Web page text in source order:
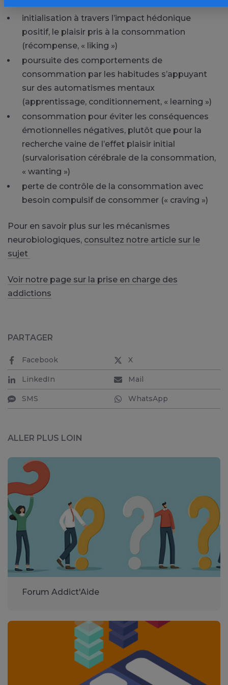
initialisation à travers l’impact hédonique
positif, le plaisir pris à la consommation
(récompense, « liking »)
poursuite des comportements de
consommation par les habitudes s’appuyant
sur des automatismes mentaux
(apprentissage, conditionnement, « learning »)
consommation pour éviter les conséquences
émotionnelles négatives, plutôt que pour la
recherche vaine de l’effet plaisir initial
(survalorisation cérébrale de la consommation,
« wanting »)
perte de contrôle de la consommation avec
besoin compulsif de consommer (« craving »)
Pour en savoir plus sur les mécanismes
neurobiologiques, consultez notre article sur le
sujet
Voir notre page sur la prise en charge des
addictions
PARTAGER
Facebook X
LinkedIn Mail
SMS WhatsApp
ALLER PLUS LOIN
Forum Addict'Aide